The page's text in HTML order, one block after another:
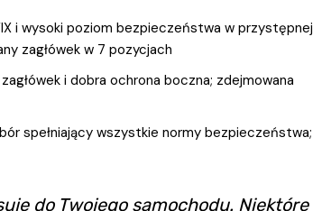
i wysoki poziom bezpieczeństwa w przystępnej
zagłówek w 7 pozycjach
i dobra ochrona boczna; zdejmowana
spełniający wszystkie normy bezpieczeństwa;
do Twojego samochodu. Niektóre